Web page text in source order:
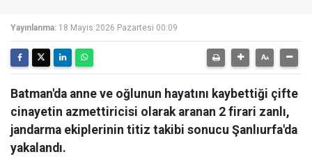
Yayınlanma: 18 Mayıs 2026 Pazartesi 00:09
Batman'da anne ve oğlunun hayatını kaybettiği çifte
cinayetin azmettiricisi olarak aranan 2 firari zanlı,
jandarma ekiplerinin titiz takibi sonucu Şanlıurfa'da
yakalandı.